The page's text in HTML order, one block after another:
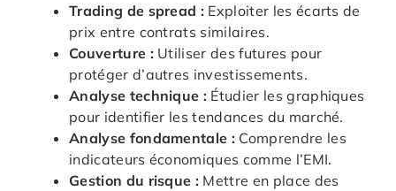
Trading de spread : Exploiter les écarts de
prix entre contrats similaires.
Couverture : Utiliser des futures pour
protéger d’autres investissements.
Analyse technique : Étudier les graphiques
pour identifier les tendances du marché.
Analyse fondamentale : Comprendre les
indicateurs économiques comme l’EMI.
Gestion du risque : Mettre en place des